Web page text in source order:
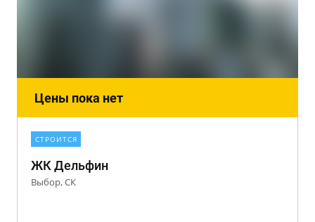
Цены пока нет
СТРОИТСЯ
ЖК Дельфин
Выбор, СК